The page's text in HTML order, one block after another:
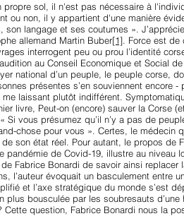
sol, il n'est pas nécessaire à
ou non, il y appartient d'une manière
langage et ses coutumes ».
allemand Martin Buber[1]. Force est de
interrogent peu ou prou l’identité
au Conseil Economique et Social de
national d’un peuple, le peuple corse,
présentes s’en souviennent encore -
laissant plutôt indifférent.
livre, Peut-on (encore) sauver la Corse
Si vous présumez qu’il n’y a pas de
chose pour vous ». Certes, le médecin
son état réel. Pour autant, le propos de
de Covid-19, illustre au niveau
Fabrice Bonardi de savoir ainsi replacer
l’auteur évoquait un basculement entre
et l’axe stratégique du monde s’est
bousculée par les soubresauts d’une
question, Fabrice Bonardi nous la